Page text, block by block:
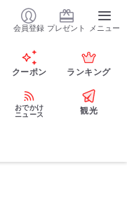
会員登録 プレゼント メニュー
クーポン ランキング
おでかけ
ニュース
観光